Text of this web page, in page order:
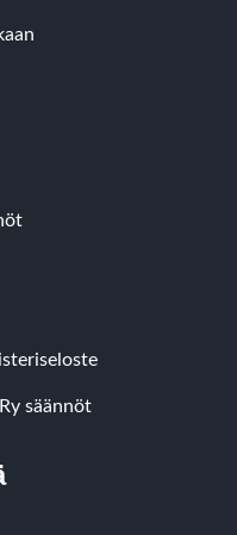
säännöt